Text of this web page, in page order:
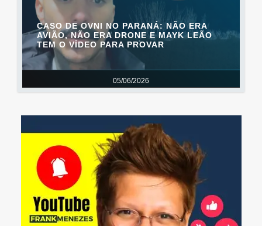
05/06/2026
CASO DE OVNI NO PARANÁ: NÃO ERA
AVIÃO, NÃO ERA DRONE E MAYK LEÃO
TEM O VÍDEO PARA PROVAR